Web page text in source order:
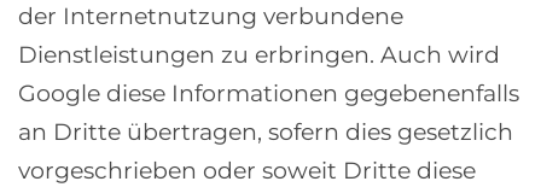
der Internetnutzung verbundene
Dienstleistungen zu erbringen. Auch wird
Google diese Informationen gegebenenfalls
an Dritte übertragen, sofern dies gesetzlich
vorgeschrieben oder soweit Dritte diese